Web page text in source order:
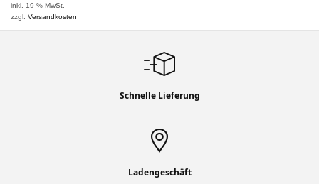
inkl. 19 % MwSt.
zzgl.Versandkosten
Schnelle Lieferung
Ladengeschäft